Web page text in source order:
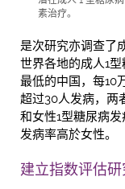
素治疗。
是次研究亦调查了
世界各地的成人1
最低的中国，每10
超过30人发病，两
和女性1型糖尿病
发病率高於女性。
建立指数评估